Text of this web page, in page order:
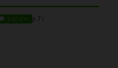
レビュー